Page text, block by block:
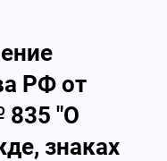
РФ от
835 "О
знаках